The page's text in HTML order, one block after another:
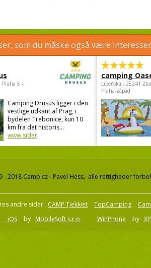
som du måske også være
Praha 5 -
Camping Drusus ligger i den
vestlige udkant af Prag, i
bydelen Trebonice, kun 10
km fra det historis...
www sider
camping
Libeňská , 25241
Praha-západ
- 2018 Camp.cz - Pavel Hess, alle rettigheder
andre sider: CAMP Tjekkiet TopCamping
iOS by MobileSoft s.r.o WinPhone by